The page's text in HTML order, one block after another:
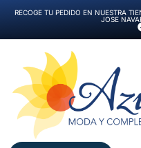
RECOGE TU PEDIDO EN NUESTRA
JOSE